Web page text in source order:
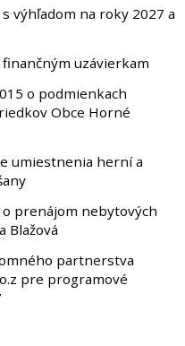
výhľadom na roky 2027 a
uzávierkam
o podmienkach
Obce Horné
umiestnenia herní a
prenájom nebytových
Blažová
partnerstva
pre programové